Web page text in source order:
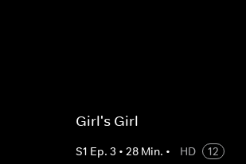
Girl's Girl
S1 Ep. 3 • 28Min. • HD
12